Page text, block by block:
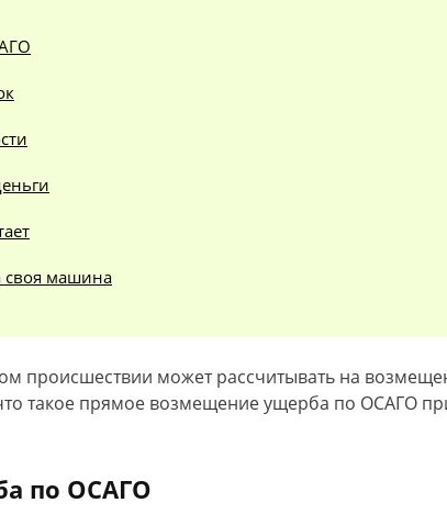
своя машина
происшествии может рассчитывать на
такое прямое возмещение ущерба по ОСАГО
по ОСАГО